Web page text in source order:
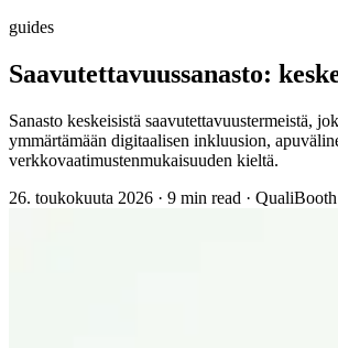
guides
Saavutettavuussanasto:
Sanasto keskeisistä saavutettavuustermeistä,
ymmärtämään digitaalisen inkluusion,
verkkovaatimustenmukaisuuden kieltä.
26. toukokuuta 2026 · 9 min read · QualiBooth